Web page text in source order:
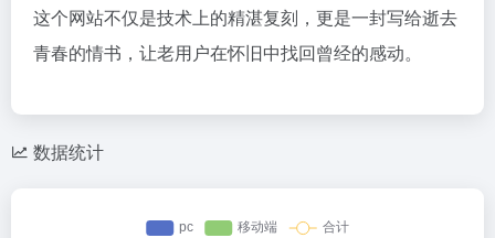
这个网站不仅是技术上的精湛复刻，更是一封写给逝去
青春的情书，让老用户在怀旧中找回曾经的感动。
数据统计